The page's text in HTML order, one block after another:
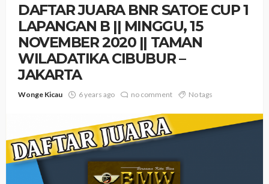
DAFTAR JUARA BNR SATOE CUP 1
LAPANGAN B || MINGGU, 15
NOVEMBER 2020 || TAMAN
WILADATIKA CIBUBUR –
JAKARTA
Wonge Kicau 6 years ago no comment No tags